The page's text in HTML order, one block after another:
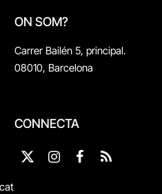
ON SOM?
Carrer Bailén 5, principal.
08010, Barcelona
CONNECTA
X
InstagramFacebook
RSS